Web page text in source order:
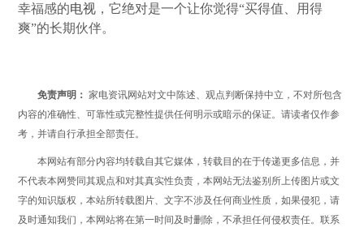
幸福感的电视 ，它绝对是一个让你觉得“买得值、用得
爽”的长期伙伴。
免责声明： 家电资讯网站对文中陈述、观点判断保持中立，不对所包含
内容的准确性、可靠性或完整性提供任何明示或暗示的保证。请读者仅作参
考，并请自行承担全部责任。
本网站有部分内容均转载自其它媒体，转载目的在于传递更多信息，并
不代表本网赞同其观点和对其真实性负责，本网站无法鉴别所上传图片或文
字的知识版权，本站所转载图片、文字不涉及任何商业性质，如果侵犯，请
及时通知我们，本网站将在第一时间及时删除，不承担任何侵权责任。联系